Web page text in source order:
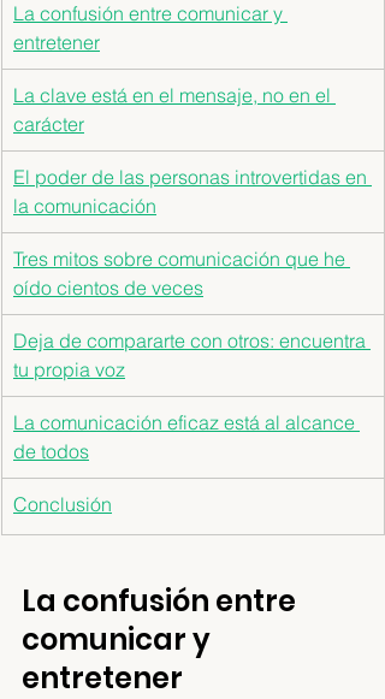
La confusión entre comunicar y
entretener
La clave está en el mensaje, no en el
carácter
El poder de las personas introvertidas en
la comunicación
Tres mitos sobre comunicación que he
oído cientos de veces
Deja de compararte con otros: encuentra
tu propia voz
La comunicación eficaz está al alcance
de todos
Conclusión
La confusión entre
comunicar y
entretener